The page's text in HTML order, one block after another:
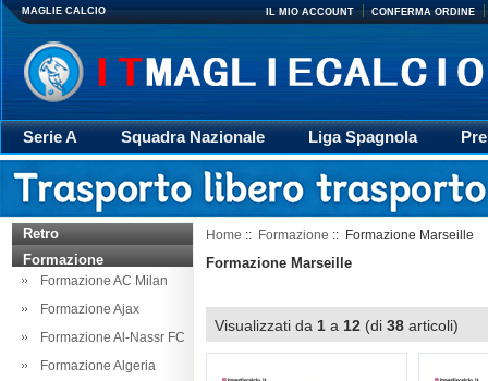
MAGLIE CALCIO IL MIO ACCOUNT CONFERMA ORDINE
Serie A Squadra Nazionale Liga Spagnola
Giacca
Rugby trasporto Retro
Retro
Formazione
Formazione AC Milan
Formazione Ajax
Formazione Al-Nassr FC
Formazione Algeria
Home :: Formazione :: Formazione Marseille
Formazione Marseille
Visualizzati da 1 a 12 (di 38 articoli)